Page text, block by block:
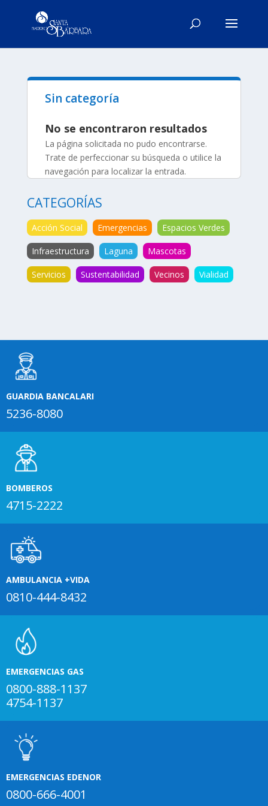
Sin categoría
No se encontraron resultados
La página solicitada no pudo encontrarse.
Trate de perfeccionar su búsqueda o utilice la
navegación para localizar la entrada.
CATEGORÍAS
Acción Social Emergencias Espacios Verdes
Infraestructura Laguna Mascotas
Servicios Sustentabilidad Vecinos Vialidad
GUARDIA BANCALARI
5236-8080
BOMBEROS
4715-2222
AMBULANCIA +VIDA
0810-444-8432
EMERGENCIAS GAS
0800-888-1137
4754-1137
EMERGENCIAS EDENOR
0800-666-4001